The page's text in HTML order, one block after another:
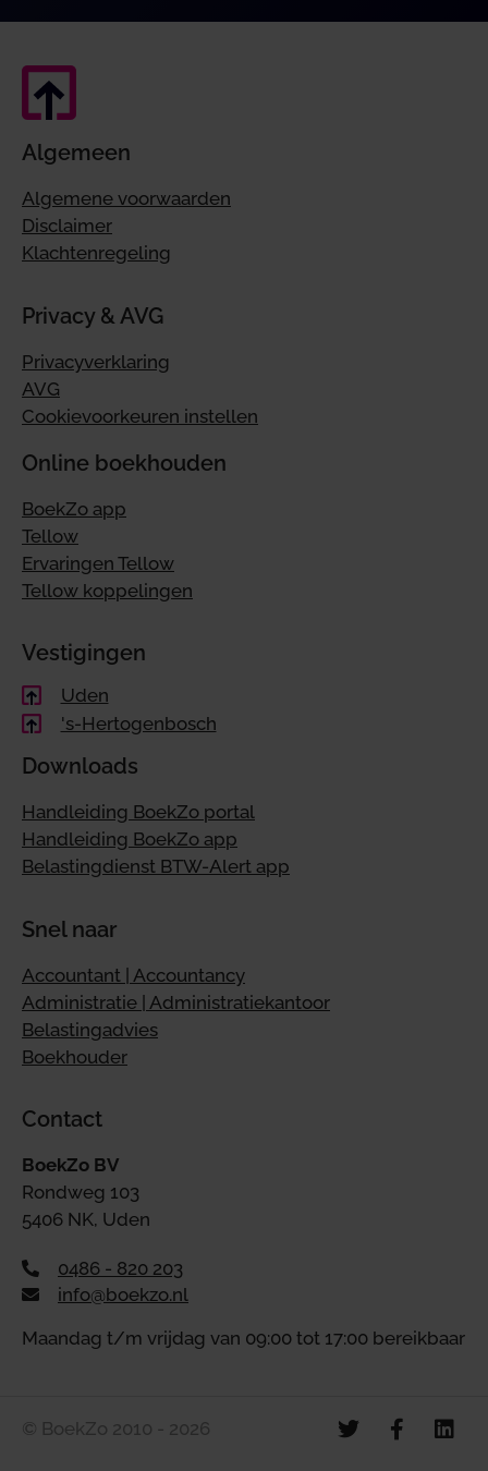
Algemeen
Algemene voorwaarden
Disclaimer
Klachtenregeling
Privacy & AVG
Privacyverklaring
AVG
Cookievoorkeuren instellen
Online boekhouden
BoekZo app
Tellow
Ervaringen Tellow
Tellow koppelingen
Vestigingen
Uden
's-Hertogenbosch
Downloads
Handleiding BoekZo portal
Handleiding BoekZo app
Belastingdienst BTW-Alert app
Snel naar
Accountant | Accountancy
Administratie | Administratiekantoor
Belastingadvies
Boekhouder
Contact
BoekZo BV
Rondweg 103
5406 NK, Uden
0486 - 820 203
info@boekzo.nl
Maandag t/m vrijdag van 09:00 tot 17:00 bereikbaar
© BoekZo 2010 - 2026